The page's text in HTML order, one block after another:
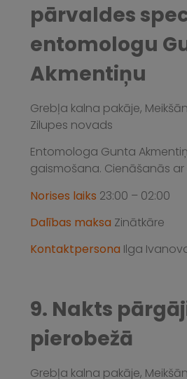
pārvaldes
entomologu
Akmentiņu
Grebļa kalna pakāje,
Zilupes novads
Entomologa Gunta
gaismošana. Cienāšanās ar
Norises laiks 23:00 – 02:00
Dalības maksa Zinātkāre
Kontaktpersona Ilga
9. Nakts
pierobežā
Grebļa kalna pakāje,